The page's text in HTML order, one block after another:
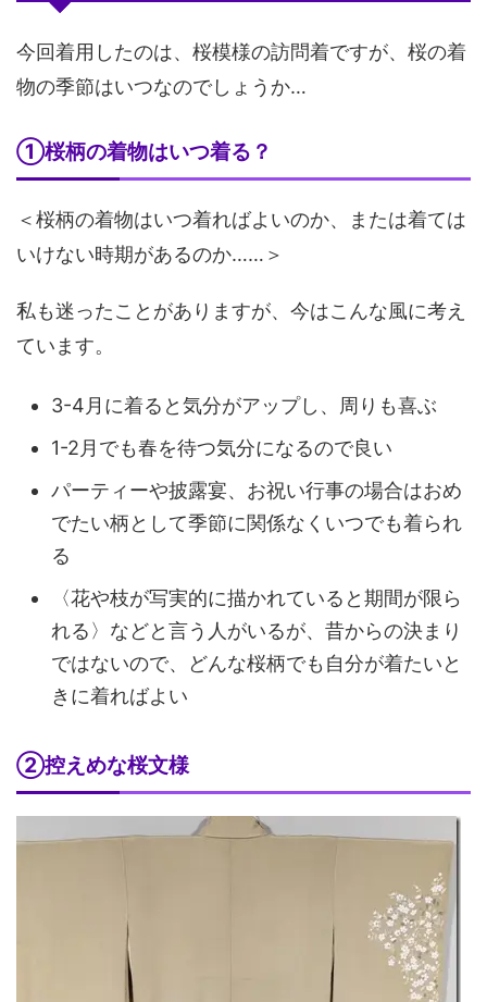
今回着用したのは、桜模様の訪問着ですが、桜の着
物の季節はいつなのでしょうか…
①桜柄の着物はいつ着る？
＜桜柄の着物はいつ着ればよいのか、または着ては
いけない時期があるのか……＞
私も迷ったことがありますが、今はこんな風に考え
ています。
3-4月に着ると気分がアップし、周りも喜ぶ
1-2月でも春を待つ気分になるので良い
パーティーや披露宴、お祝い行事の場合はおめ
でたい柄として季節に関係なくいつでも着られ
る
〈花や枝が写実的に描かれていると期間が限ら
れる〉などと言う人がいるが、昔からの決まり
ではないので、どんな桜柄でも自分が着たいと
きに着ればよい
②控えめな桜文様